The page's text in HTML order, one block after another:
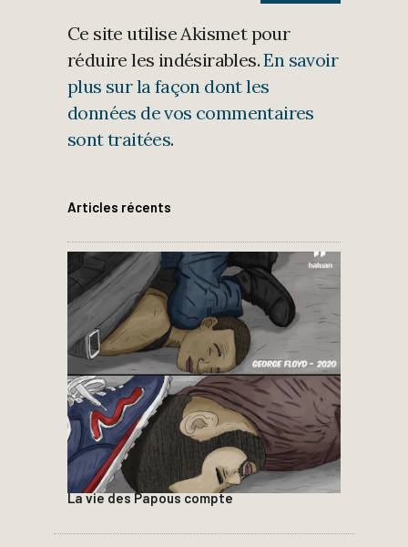
Ce site utilise Akismet pour
réduire les indésirables.En savoir
plus sur la façon dont les
données de vos commentaires
sont traitées.
Articles récents
La vie des Papous compte